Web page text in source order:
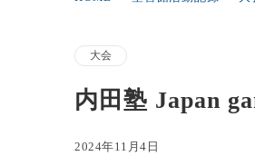
大会
内田塾 Japan
2024年11月4日